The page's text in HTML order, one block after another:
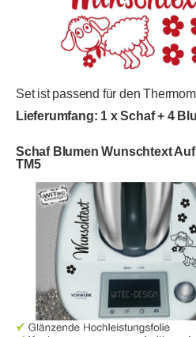
Set ist passend für den
Lieferumfang: 1 x Schaf + 4
Schaf Blumen Wunschtext
TM5